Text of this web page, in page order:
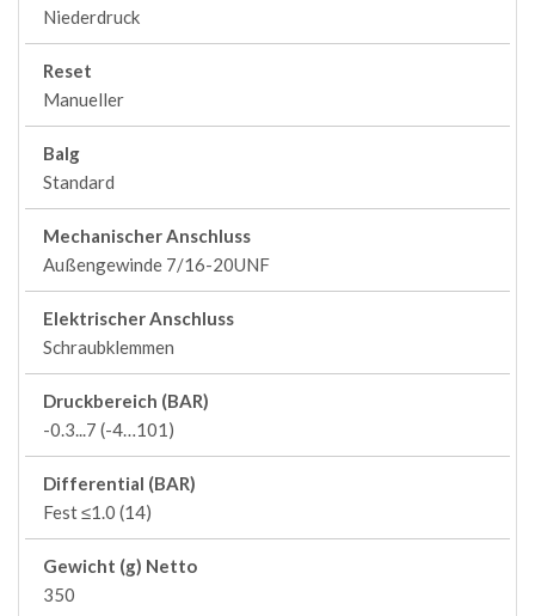
Niederdruck
Reset
Manueller
Balg
Standard
Mechanischer Anschluss
Außengewinde 7/16-20UNF
Elektrischer Anschluss
Schraubklemmen
Druckbereich (BAR)
-0.3...7 (-4…101)
Differential (BAR)
Fest ≤1.0 (14)
Gewicht (g) Netto
350